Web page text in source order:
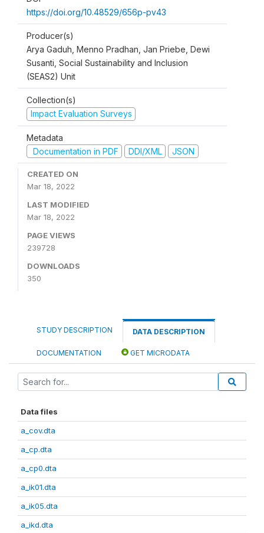
https://doi.org/10.48529/656p-pv43
Producer(s)
Arya Gaduh, Menno Pradhan, Jan Priebe, Dewi
Susanti, Social Sustainability and Inclusion
(SEAS2) Unit
Collection(s)
Impact Evaluation Surveys
Metadata
Documentation in PDF
DDI/XML JSON
CREATED ON
Mar 18, 2022
LAST MODIFIED
Mar 18, 2022
PAGE VIEWS
239728
DOWNLOADS
350
STUDY DESCRIPTION DATA DESCRIPTION
DOCUMENTATION GET MICRODATA
Data files
a_cov.dta
a_cp.dta
a_cp0.dta
a_ik01.dta
a_ik05.dta
a_ikd.dta